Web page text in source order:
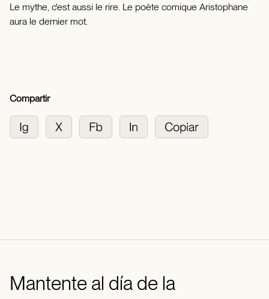
Le mythe, c'est aussi le rire. Le poète comique Aristophane
aura le dernier mot.
Compartir
Mantente al día de la